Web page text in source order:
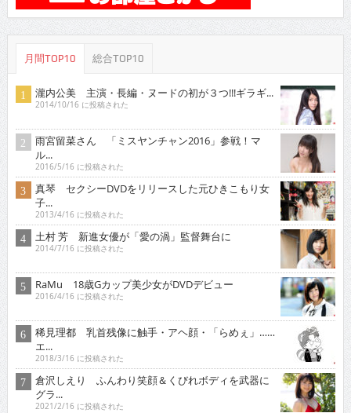
月間TOP10 総合TOP10
瀧内公美 主演・長編・ヌードの初が３つ!!!ギラギ...
2014/10/16 に投稿された
雨宮留菜さん 「ミスヤンチャン2016」参戦！マ
ル...
2016/5/16 に投稿された
真琴 セクシーDVDをリリースした元ひきこもり女
子...
2013/4/16 に投稿された
土村 芳 新進女優が「愛の渦」監督舞台に
2014/7/16 に投稿された
RaMu 18歳Gカップ美少女がDVDデビュー
2016/4/16 に投稿された
稀見理都 乳首残像に触手・アヘ顔・「らめぇ」……
エ...
2018/3/16 に投稿された
倉沢しえり ふんわり笑顔＆くびれボディを武器に
グラ...
2021/2/16 に投稿された